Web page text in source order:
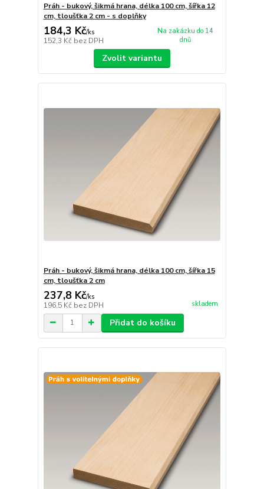
Práh - bukový, šikmá hrana, délka 100 cm, šířka 12
cm, tloušťka 2 cm - s doplňky
184,3 Kč/ks
152,3 Kč bez DPH
Na zakázku do 14
dnů
Zvolit variantu
Práh - bukový, šikmá hrana, délka 100 cm, šířka 15
cm, tloušťka 2 cm
237,8 Kč/ks
196,5 Kč bez DPH skladem
Přidat do košíku